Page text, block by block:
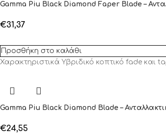
Gamma Piu Black Diamond Faper Blade –
€31,37
Προσθήκη στο καλάθι
Χαρακτηριστικά Υβριδικό κοπτικό fade και
Gamma Piu Black Diamond Blade –
€24,55